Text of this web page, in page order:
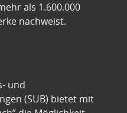
als 1.600.000
nachweist.
und
(SUB) bietet mit